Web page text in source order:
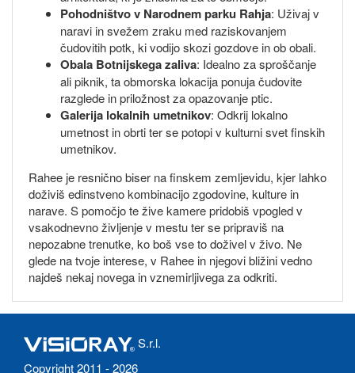
Pohodništvo v Narodnem parku Rahja: Uživaj v
naravi in svežem zraku med raziskovanjem
čudovitih potk, ki vodijo skozi gozdove in ob obali.
Obala Botnijskega zaliva: Idealno za sproščanje
ali piknik, ta obmorska lokacija ponuja čudovite
razglede in priložnost za opazovanje ptic.
Galerija lokalnih umetnikov: Odkrij lokalno
umetnost in obrti ter se potopi v kulturni svet finskih
umetnikov.
Rahee je resnično biser na finskem zemljevidu, kjer lahko
doživiš edinstveno kombinacijo zgodovine, kulture in
narave. S pomočjo te žive kamere pridobiš vpogled v
vsakodnevno življenje v mestu ter se pripraviš na
nepozabne trenutke, ko boš vse to doživel v živo. Ne
glede na tvoje interese, v Rahee in njegovi bližini vedno
najdeš nekaj novega in vznemirljivega za odkriti.
S.r.l.
Copyright 2011 - 2026